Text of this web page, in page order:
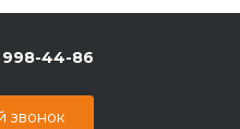
998-44-86
звонок